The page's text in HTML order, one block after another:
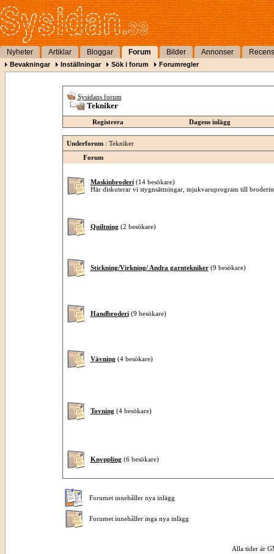
Nyheter Artiklar Bloggar Forum Bilder Annonser
Bevakningar Inställningar Sök i forum Forumregler
Sysidans forum
Tekniker
Registrera Dagens inlägg
Underforum: Tekniker
Forum
Maskinbroderi (14 besökare)
Här diskuterar vi stygnsättningar, mjukvaruprogram till
Quiltning (2 besökare)
Stickning/Virkning/ Andra garntekniker (9 besökare)
Handbroderi (9 besökare)
Vävning (4 besökare)
Tovning (4 besökare)
Knyppling (6 besökare)
Forumet innehåller nya inlägg
Forumet innehåller inga nya inlägg
Alla tider är